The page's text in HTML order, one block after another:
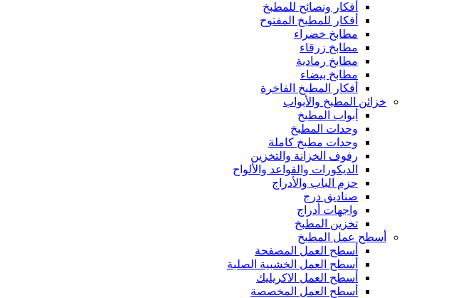
أفكار ونصائح للمطبخ
أفكار للمطبخ المفتوح
مطابخ خضراء
مطابخ زرقاء
مطابخ رمادية
مطابخ بيضاء
أفكار المطبخ الفاخرة
خزائن المطبخ والأبواب
أبواب المطبخ
وحدات المطبخ
وحدات مطبخ كاملة
رفوف الخزانة والتخزين
الديكورات والقواعد والألواح
حزم الباب والأدراج
صناديق درج
واجهات أدراج
تخزين المطبخ
أسطح عمل المطبخ
أسطح العمل المصفحة
أسطح العمل الخشبية الصلبة
أسطح العمل الاكريليك
أسطح العمل المخصصة